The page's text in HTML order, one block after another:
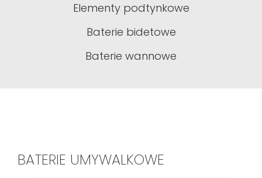
Elementy podtynkowe
Baterie bidetowe
Baterie wannowe
BATERIE UMYWALKOWE